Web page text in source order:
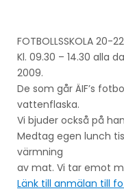
FOTBOLLSSKOLA 20-
Kl. 09.30 – 14.30 alla
2009.
De som går ÄIF’s
vattenflaska.
Vi bjuder också på
Medtag egen lunch
värmning
av mat. Vi tar emot
Länk till anmälan till